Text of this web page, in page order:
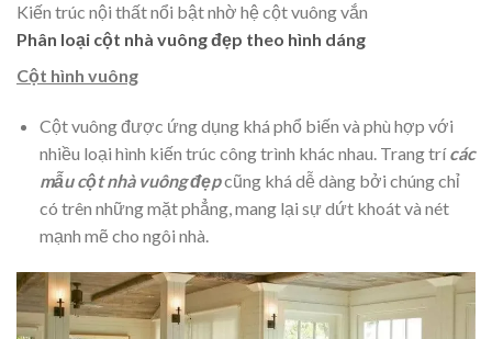
Kiến trúc nội thất nổi bật nhờ hệ cột vuông vắn
Phân loại cột nhà vuông đẹp theo hình dáng
Cột hình vuông
Cột vuông được ứng dụng khá phổ biến và phù hợp với
nhiều loại hình kiến trúc công trình khác nhau. Trang trícác
mẫu cột nhà vuông đẹpcũng khá dễ dàng bởi chúng chỉ
có trên những mặt phẳng, mang lại sự dứt khoát và nét
mạnh mẽ cho ngôi nhà.